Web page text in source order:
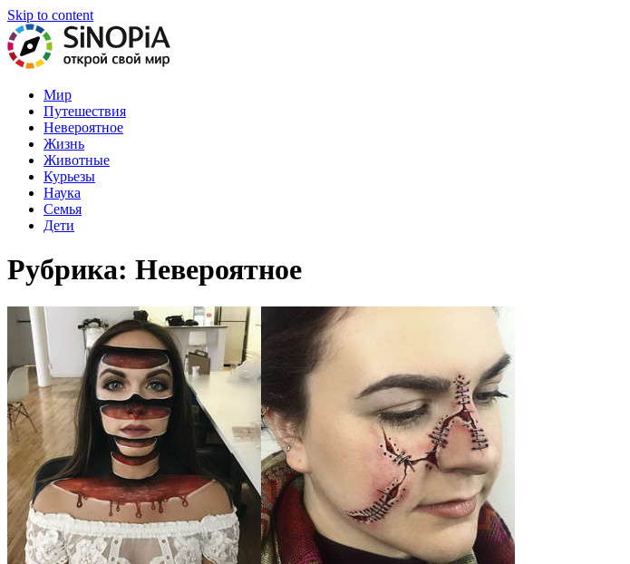
Skip to content
На нашем портале вы найдете самые интересные статьи обо всем в мире!
Мир
Путешествия
Невероятное
Жизнь
Животные
Курьезы
Наука
Семья
Дети
Рубрика: Невероятное